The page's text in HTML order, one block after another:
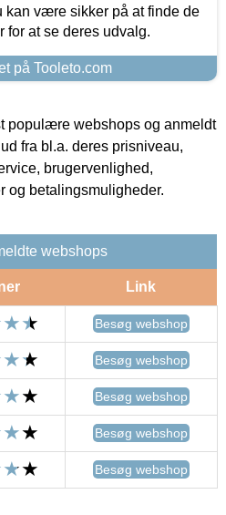
være sikker på at finde de
for at se deres udvalg.
på Tooleto.com
populære webshops og anmeldt
fra bl.a. deres prisniveau,
brugervenlighed,
og betalingsmuligheder.
webshops
Link
Besøg webshop
Besøg webshop
Besøg webshop
Besøg webshop
Besøg webshop